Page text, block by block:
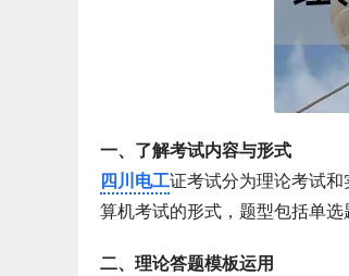
一、了解考试内容与形式
四川电工证考试分为理论考试
算机考试的形式，题型包括单
二、理论答题模板运用